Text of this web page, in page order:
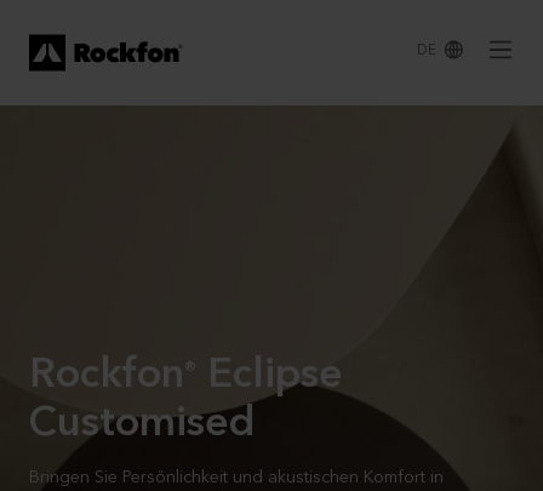
DE
Rockfon®
Eclipse
Customised
Bringen Sie Persönlichkeit und akustischen Komfort in